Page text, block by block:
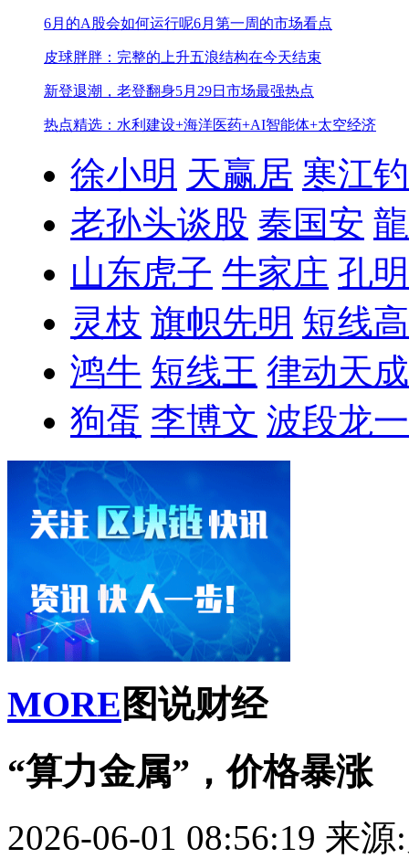
6月的A股会如何运行呢6月第一周的市场看点
皮球胖胖：完整的上升五浪结构在今天结束
新登退潮，老登翻身5月29日市场最强热点
热点精选：水利建设+海洋医药+AI智能体+太空经济
徐小明 天赢居 寒江
老孙头谈股 秦国安
山东虎子 牛家庄 孔
灵枝 旗帜先明 短线
鸿牛 短线王 律动天成
狗蛋 李博文 波段龙一
MORE 图说财经
“算力金属”，价格暴涨
2026-06-01 08:56:19 来源